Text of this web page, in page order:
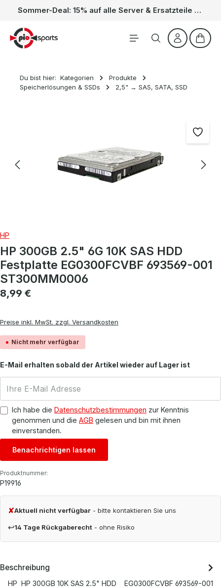
Zum Hauptinhalt springen Sommer-Deal: 15% auf alle Server & Ersatzteile – Kein Code nötig, der Rabatt wird automatisch im Warenkorb abgezogen. Gültig vom 01.06. bis 31.08.
Du bist hier: Kategorien
Produkte
Speicherlösungen & SSDs
2,5" → SAS, SATA, SSD
HP
HP 300GB 2.5" 6G 10K SAS HDD
Festplatte EG0300FCVBF 693569-001
ST300MM0006
Regulärer Preis:
8,99 €
Preise inkl. MwSt. zzgl. Versandkosten
Nicht mehr verfügbar
E-Mail erhalten sobald der Artikel wieder auf Lager ist
Ich habe die Datenschutzbestimmungen zur Kenntnis
genommen und die AGB gelesen und bin mit ihnen
einverstanden.
Benachrichtigen lassen
Produktnummer:
P19916
✘Aktuell nicht verfügbar - bitte kontaktieren Sie uns
↩14 Tage Rückgaberecht - ohne Risiko
Beschreibung
HP HP 300GB 10K SAS 2.5" HDD EG0300FCVBF 693569-001